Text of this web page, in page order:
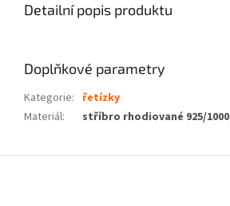
Detailní popis produktu
Doplňkové parametry
Kategorie: řetízky
Materiál: stříbro rhodiované 925/1000